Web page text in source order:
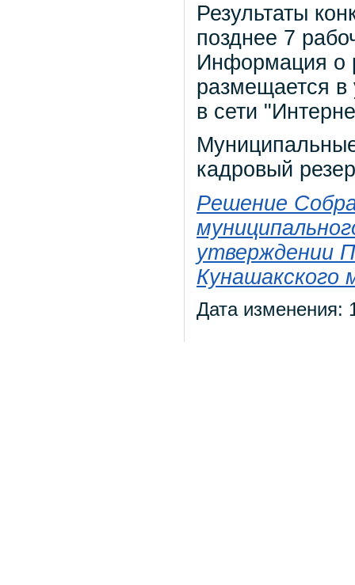
Результаты
позднее 7
Информация о
размещается в
в сети
кадровый
Решение
утверждении
Кунашакского
Дата изменения: